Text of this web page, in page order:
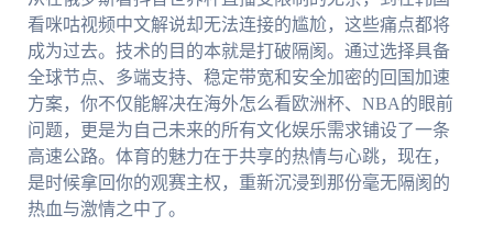
看咪咕视频中文解说却无法连接的尴尬，这些痛点都将
成为过去。技术的目的本就是打破隔阂。通过选择具备
全球节点、多端支持、稳定带宽和安全加密的回国加速
方案，你不仅能解决在海外怎么看欧洲杯、NBA的眼前
问题，更是为自己未来的所有文化娱乐需求铺设了一条
高速公路。体育的魅力在于共享的热情与心跳，现在，
是时候拿回你的观赛主权，重新沉浸到那份毫无隔阂的
热血与激情之中了。